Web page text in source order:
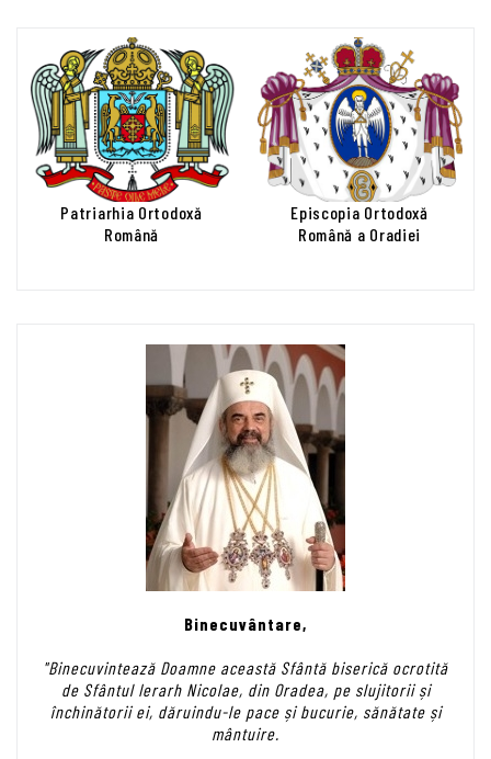
Patriarhia Ortodoxă
Română
Episcopia Ortodoxă
Română a Oradiei
Binecuvântare,
"Binecuvintează Doamne această Sfântă biserică ocrotită
de Sfântul Ierarh Nicolae, din Oradea, pe slujitorii și
închinătorii ei, dăruindu-le pace și bucurie, sănătate și
mântuire.